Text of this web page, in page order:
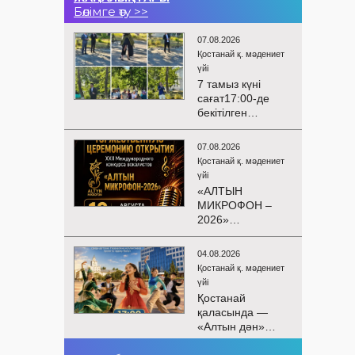
Бөлімге өту >>
07.08.2026
Қостанай қ. мәдениет
үйі
7 тамыз күні
сағат17:00-де
бекітілген
жоспарға және
KPI
көрсеткіштерін
орындау аясында
«Таза Қазақстан»
экологиялық
акциясына
арналған көшпелі
концерт
Меңдіқара
ауданының
Красная Пресня
ауылында
өткізілді
07.08.2026
Қостанай қ. мәдениет
үйі
«АЛТЫН
МИКРОФОН –
2026»
БАЙҚАУЫНЫҢ
САЛТАНАТТЫ
АШЫЛУЫ
Сіздерді
вокалистердің
«Алтын
микрофон –
2026» XXII
04.08.2026
Қостанай қ. мәдениет
үйі
Қостанай
қаласында —
«Алтын дән»
балалар